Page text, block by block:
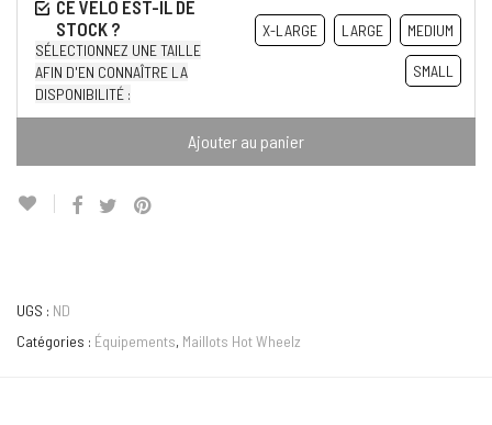
SÉLECTIONNEZ UNE TAILLE
AFIN D'EN CONNAÎTRE LA
DISPONIBILITÉ :
X-LARGE LARGE MEDIUM
SMALL
Ajouter au panier
UGS : ND
Catégories : Équipements, Maillots Hot Wheelz